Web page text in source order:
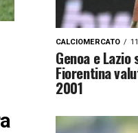
CALCIOMERCATO
Genoa e
Fiorentina
2001